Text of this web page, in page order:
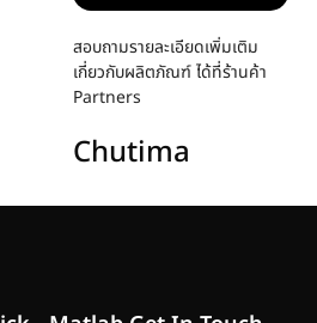
สอบถามรายละเอียดเพิ่มเติม
เกี่ยวกับผลิตภัณฑ์ ได้ที่ร้านค้า
Partners
Chutima